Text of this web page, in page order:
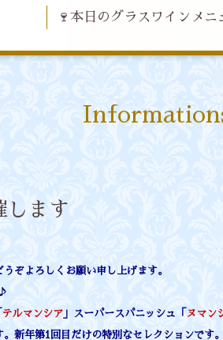
🍷本日のグラスワインメニ
します
ぞよろしくお願い申し上げます。
テルマンシア 」スーパースパニッシュ「 ヌマン
新年第1回目だけの特別なセレクションです。